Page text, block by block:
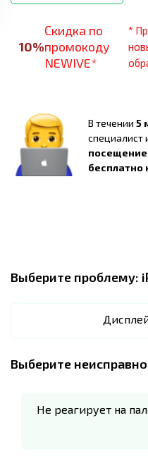
10%
Скидка по
промокоду
NEWIVE*
*
В течении 5
специалист
посещение
бесплатно
Выберите проблему:
Выберите
Не реагирует на